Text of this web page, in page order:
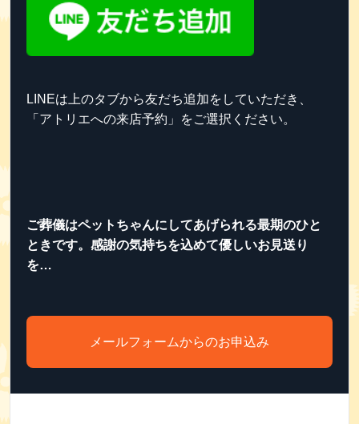
LINEは上のタブから友だち追加をしていただき、
「アトリエへの来店予約」をご選択ください。
ご葬儀はペットちゃんにしてあげられる最期のひと
ときです。感謝の気持ちを込めて優しいお見送り
を…
メールフォームからのお申込み